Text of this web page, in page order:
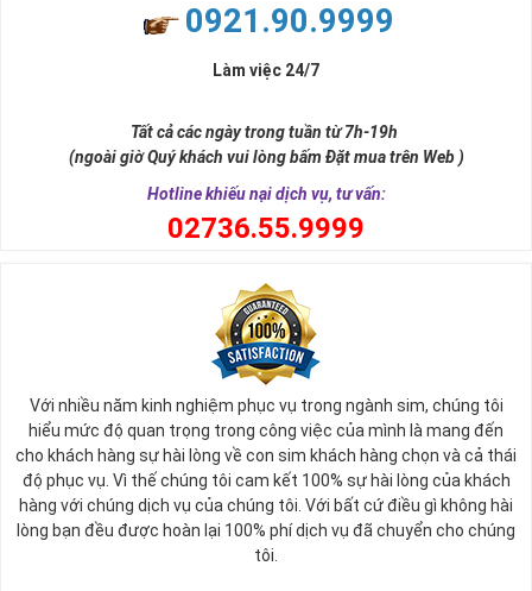
Xa xưa số 9 còn là tiêu chí xây dựng lăng tẩm, vua chúa tiêu biểu
hồng mao. Bởi đây là con số đẹp nhất, quyền quý nhất trong tất cả
các số còn lại nó đại diện cho quyền lực, sức mạnh, sự kiêu hãnh
Sim Lục Quý 9 có ý nghĩa gì?
0921.90.9999
Làm việc 24/7
Tất cả các ngày trong tuần từ 7h-19h
(ngoài giờ Quý khách vui lòng bấm Đặt mua trên Web )
Hotline khiếu nại dịch vụ, tư vấn:
02736.55.9999
Với nhiều năm kinh nghiệm phục vụ trong ngành sim, chúng tôi
hiểu mức độ quan trọng trong công việc của mình là mang đến
cho khách hàng sự hài lòng về con sim khách hàng chọn và cả thái
độ phục vụ. Vì thế chúng tôi cam kết 100% sự hài lòng của khách
hàng với chúng dịch vụ của chúng tôi. Với bất cứ điều gì không hài
lòng bạn đều được hoàn lại 100% phí dịch vụ đã chuyển cho chúng
tôi.